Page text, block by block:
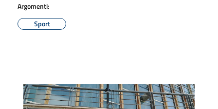
Argomenti:
Sport